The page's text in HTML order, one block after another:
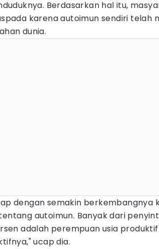
Berdasarkan hal itu,
karena autoimun sendiri telah
dunia.
dengan semakin berkembangnya
autoimun. Banyak dari
adalah perempuan usia
ucap dia.